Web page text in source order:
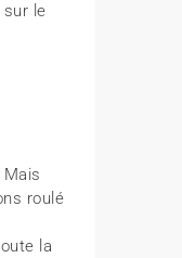
le
roulé
la